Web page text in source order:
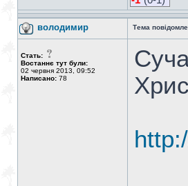
володимир Тема
Стать:
Востаннє тут були:
02 червня 2013, 09:52
Написано: 78